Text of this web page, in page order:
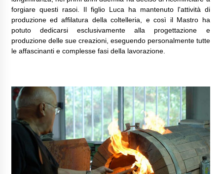
forgiare questi rasoi. Il figlio Luca ha mantenuto l'attività di
produzione ed affilatura della coltelleria, e così il Mastro ha
potuto dedicarsi esclusivamente alla progettazione e
produzione delle sue creazioni, eseguendo personalmente tutte
le affascinanti e complesse fasi della lavorazione.